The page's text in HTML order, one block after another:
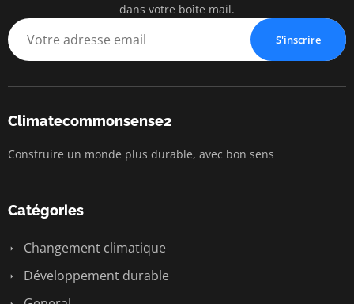
dans votre boîte mail.
S'inscrire
Climatecommonsense2
Construire un monde plus durable, avec bon sens
Catégories
Changement climatique
Développement durable